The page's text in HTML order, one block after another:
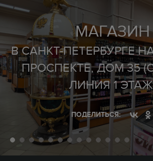
МАГАЗИН
В САНКТ-ПЕТЕРБУРГЕ
ПРОСПЕКТЕ, ДОМ 35
ЛИНИЯ 1
ПОДЕЛИТЬСЯ: